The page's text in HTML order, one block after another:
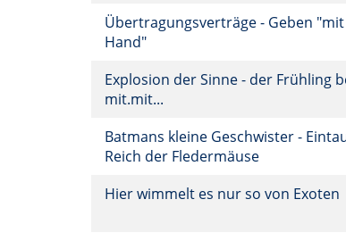
Übertragungsverträge - Geben
Hand"
Explosion der Sinne - der Frühling
mit.mit...
Batmans kleine Geschwister -
Reich der Fledermäuse
Hier wimmelt es nur so von Exoten